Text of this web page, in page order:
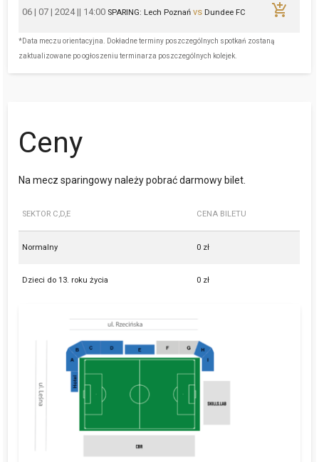
06 | 07 | 2024 || 14:00 SPARING: Lech Poznańvs Dundee FC add_shopping_cart
*Data meczu orientacyjna. Dokładne terminy poszczególnych spotkań zostaną
zaktualizowane po ogłoszeniu terminarza poszczególnych kolejek.
Ceny
Na mecz sparingowy należy pobrać darmowy bilet.
SEKTOR C,D,E CENA BILETU
Normalny 0 zł
Dzieci do 13. roku życia 0 zł